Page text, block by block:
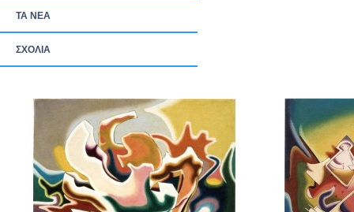
ΤΑ ΝEΑ
ΣΧΟΛΙΑ